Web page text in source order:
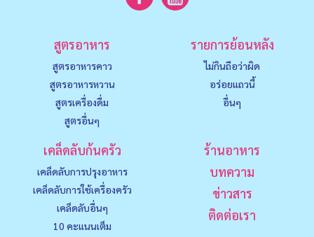
สูตรอาหาร
สูตรอาหารคาว
สูตรอาหารหวาน
สูตรเครื่องดื่ม
สูตรอื่นๆ
รายการย้อนหลัง
ไม่กินถือว่าผิด
อร่อยแถวนี้
อื่นๆ
เคล็ดลับก้นครัว
เคล็ดลับการปรุงอาหาร
เคล็ดลับการใช้เครื่องครัว
เคล็ดลับอื่นๆ
10 คะแนนเต็ม
ร้านอาหาร
บทความ
ข่าวสาร
ติดต่อเรา